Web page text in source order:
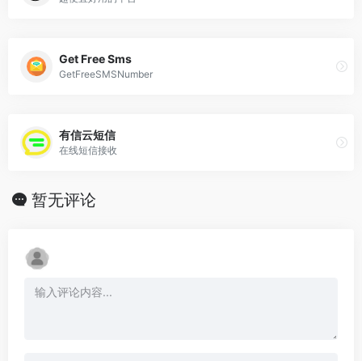
Get Free Sms
GetFreeSMSNumber
有信云短信
在线短信接收
暂无评论